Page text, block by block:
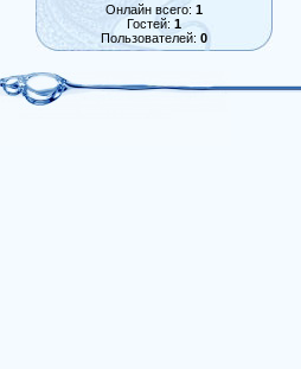
Онлайн всего: 1
Гостей: 1
Пользователей: 0